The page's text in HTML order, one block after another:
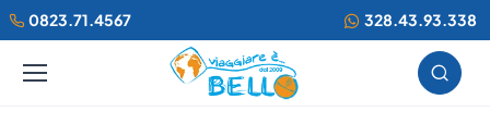
0823.71.4567 328.43.93.338